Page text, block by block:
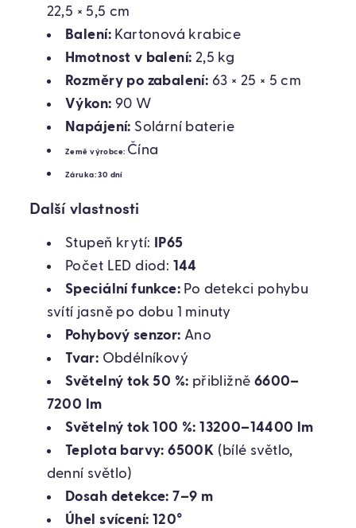
22,5 × 5,5 cm
Balení:Kartonová krabice
Hmotnost v balení: 2,5 kg
Rozměry po zabalení: 63 × 25 × 5 cm
Výkon: 90 W
Napájení: Solární baterie
Země výrobce: Čína
Záruka:30 dní
Další vlastnosti
Stupeň krytí:
IP65
Počet LED diod: 144
Speciální funkce:Po detekci pohybu
svítí jasně po dobu 1 minuty
Pohybový senzor: Ano
Tvar: Obdélníkový
Světelný tok 50 %: přibližně 6600–
7200 lm
Světelný tok 100 %: 13200–14400 lm
Teplota barvy: 6500K (bílé světlo,
denní světlo)
Dosah detekce: 7–9 m
Úhel svícení: 120°